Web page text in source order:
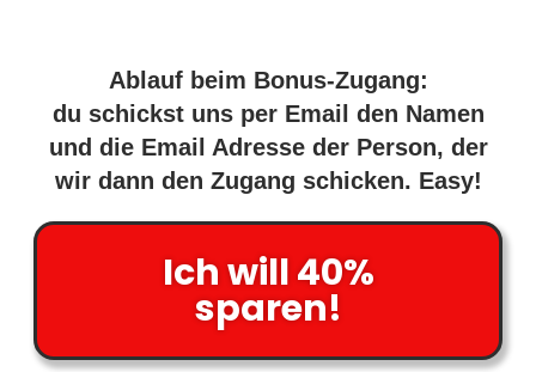
Ablauf beim Bonus-Zugang:
du schickst uns per Email den Namen
und die Email Adresse der Person, der
wir dann den Zugang schicken. Easy!
Ich will 40%
sparen!